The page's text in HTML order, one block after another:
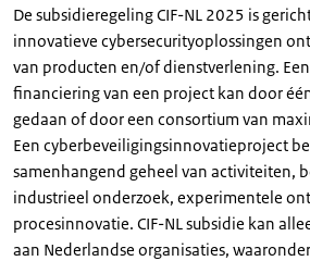
De subsidieregeling CIF-NL 2025 is
innovatieve cybersecurityoplossingen
van producten en/of dienstverlening.
financiering van een project kan door
gedaan of door een consortium van
Een cyberbeveiligingsinnovatieproject
samenhangend geheel van activiteiten,
industrieel onderzoek, experimentele
procesinnovatie. CIF-NL subsidie kan
aan Nederlandse organisaties,